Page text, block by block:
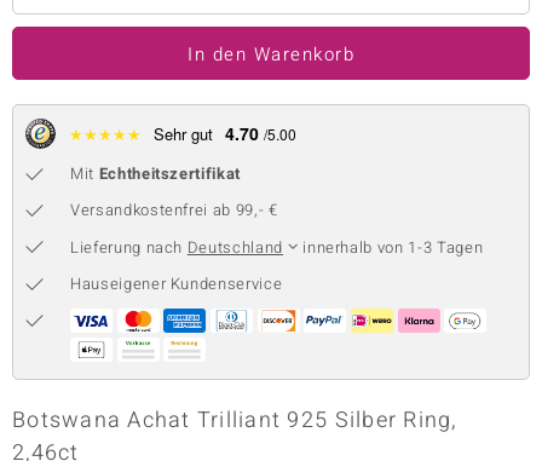
Collection
Classics
In den Warenkorb
★★★★★ Sehr gut 4.70 /5.00
Mit Echtheitszertifikat
Versandkostenfrei ab 99,- €
Lieferung nach Deutschland
innerhalb von 1-3 Tagen
Hauseigener Kundenservice
Botswana Achat Trilliant 925 Silber Ring,
2,46ct